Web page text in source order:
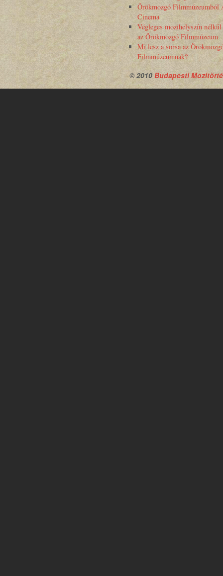
Örökmozgó Filmmúzeumból
Cinema
Végleges mozihelyszín nélkül
az Örökmozgó Filmmúzeum
Mi lesz a sorsa az
Filmmúzeumnak?
© 2010 Budapesti